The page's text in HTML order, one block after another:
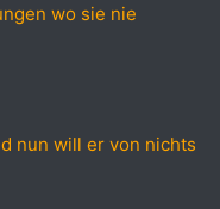
wo sie nie
nun will er von nichts